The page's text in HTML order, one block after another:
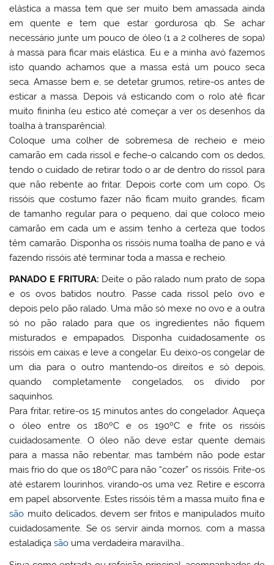
elástica a massa tem que ser muito bem amassada ainda
em quente e tem que estar gordurosa qb. Se achar
necessário junte um pouco de óleo (1 a 2 colheres de sopa)
à massa para ficar mais elástica. Eu e a minha avó fazemos
isto quando achamos que a massa está um pouco seca
seca. Amasse bem e, se detetar grumos, retire-os antes de
esticar a massa. Depois vá esticando com o rolo até ficar
muito fininha (eu estico até começar a ver os desenhos da
toalha à transparência).
Coloque uma colher de sobremesa de recheio e meio
camarão em cada rissol e feche-o calcando com os dedos,
tendo o cuidado de retirar todo o ar de dentro do rissol para
que não rebente ao fritar. Depois corte com um copo. Os
rissóis que costumo fazer não ficam muito grandes, ficam
de tamanho regular para o pequeno, daí que coloco meio
camarão em cada um e assim tenho a certeza que todos
têm camarão. Disponha os rissóis numa toalha de pano e vá
fazendo rissóis até terminar toda a massa e recheio.
PANADO E FRITURA: Deite o pão ralado num prato de sopa
e os ovos batidos noutro. Passe cada rissol pelo ovo e
depois pelo pão ralado. Uma mão só mexe no ovo e a outra
só no pão ralado para que os ingredientes não fiquem
misturados e empapados. Disponha cuidadosamente os
rissóis em caixas e leve a congelar. Eu deixo-os congelar de
um dia para o outro mantendo-os direitos e só depois,
quando completamente congelados, os divido por
saquinhos.
Para fritar, retire-os 15 minutos antes do congelador. Aqueça
o óleo entre os 180ºC e os 190ºC e frite os rissóis
cuidadosamente. O óleo não deve estar quente demais
para a massa não rebentar, mas também não pode estar
mais frio do que os 180ºC para não “cozer” os rissóis. Frite-os
até estarem lourinhos, virando-os uma vez. Retire e escorra
em papel absorvente. Estes rissóis têm a massa muito fina e
são muito delicados, devem ser fritos e manipulados muito
cuidadosamente. Se os servir ainda mornos, com a massa
estaladiçasão uma verdadeira maravilha…